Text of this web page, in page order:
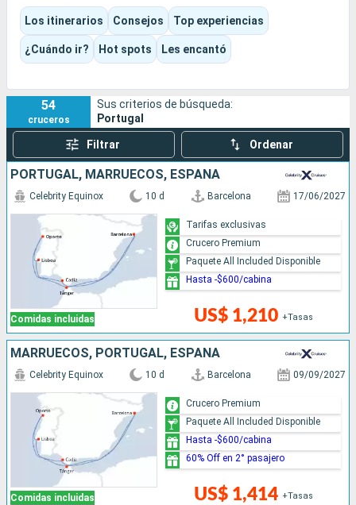
mercados, jardines tropicales y puertos abiertos al océano.
Es un destino fácil de disfrutar en crucero, porque combina
escalas fáciles de organizar, una auténtica identidad
marítima y un ritmo de visita muy agradable.
Los itinerarios Consejos Top experiencias
¿Cuándo ir? Hot spots Les encantó
54
cruceros
Sus criterios de búsqueda:
Portugal
Filtrar Ordenar
PORTUGAL, MARRUECOS, ESPAÑA
Comidas incluidas
Celebrity Equinox 10 d Barcelona 17/06/2027
US$ 1,210 +Tasas
Tarifas exclusivas
Crucero Premium
Paquete All Included Disponible
Hasta -$600/cabina
MARRUECOS, PORTUGAL, ESPAÑA
Comidas incluidas
Celebrity Equinox 10 d Barcelona 09/09/2027
US$ 1,414 +Tasas
Crucero Premium
Paquete All Included Disponible
Hasta -$600/cabina
60% Off en 2° pasajero